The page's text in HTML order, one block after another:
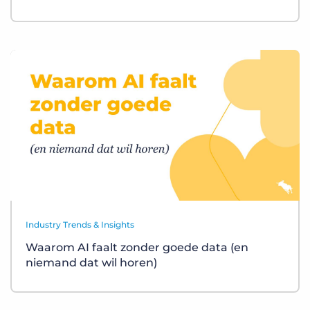
Industry Trends & Insights
Waarom AI faalt zonder goede data (en
niemand dat wil horen)